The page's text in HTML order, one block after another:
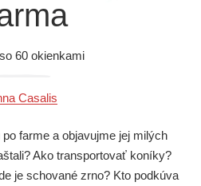
60 okienkami
Casalis
farme a objavujme jej milých
Ako transportovať koníky?
je schované zrno? Kto podkúva